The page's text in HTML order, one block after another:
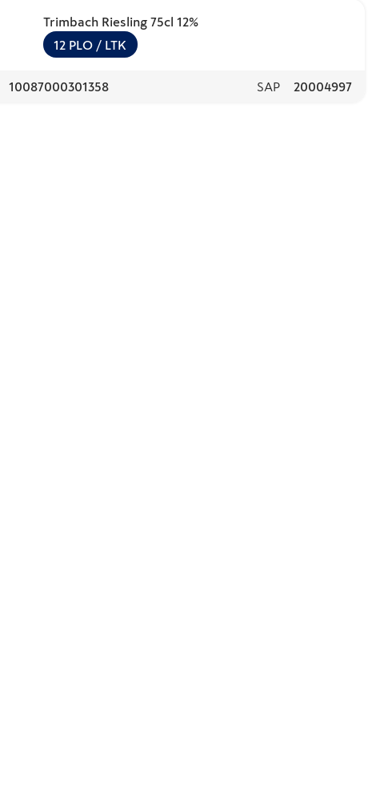
Trimbach Riesling 75cl 12%
12 PLO / LTK
10087000301358 SAP 20004997